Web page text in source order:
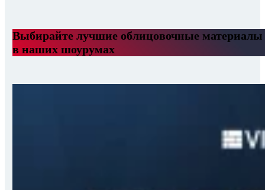
Выбирайте лучшие облицовочные материалы
в наших шоурумах